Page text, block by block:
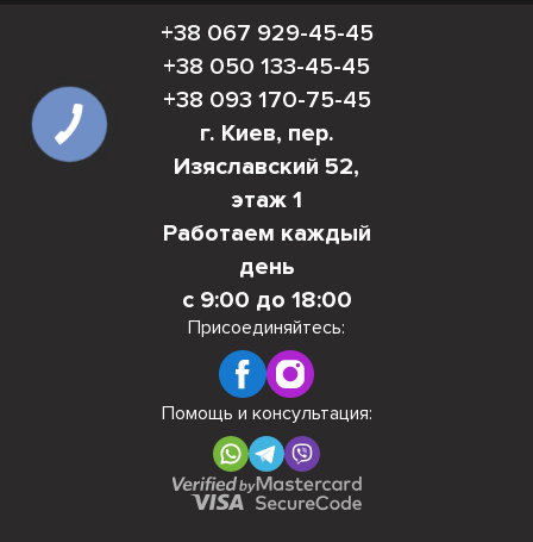
+38 067 929-45-45
+38 050 133-45-45
+38 093 170-75-45
г. Киев, пер.
Изяславский 52,
этаж 1
Работаем каждый
день
с 9:00 до 18:00
Присоединяйтесь:
Помощь и консультация: